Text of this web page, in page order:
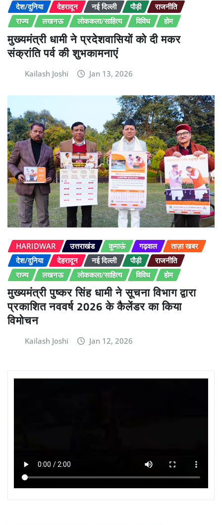
देश/दुनिया देहरादून नई दिल्ली पौड़ी
राजनीति
राज्य
लखनऊ लोककला/साहित्य विविध होम
मुख्यमंत्री धामी ने प्रदेशवासियों को दी मकर
संक्रांति पर्व की शुभकामनाएं
Kailash Joshi Jan 13, 2026
HARIDWAR उत्तराखंड कुमाऊं गढ़वाल
ताज़ा खबर
देश/दुनिया
देहरादून नई दिल्ली पौड़ी
राजनीति
राज्य
लखनऊ लोककला/साहित्य विविध होम
मुख्यमंत्री पुष्कर सिंह धामी ने सूचना विभाग द्वारा
प्रकाशित नववर्ष 2026 के कैलेंडर का किया
विमोचन
Kailash Joshi Jan 12, 2026